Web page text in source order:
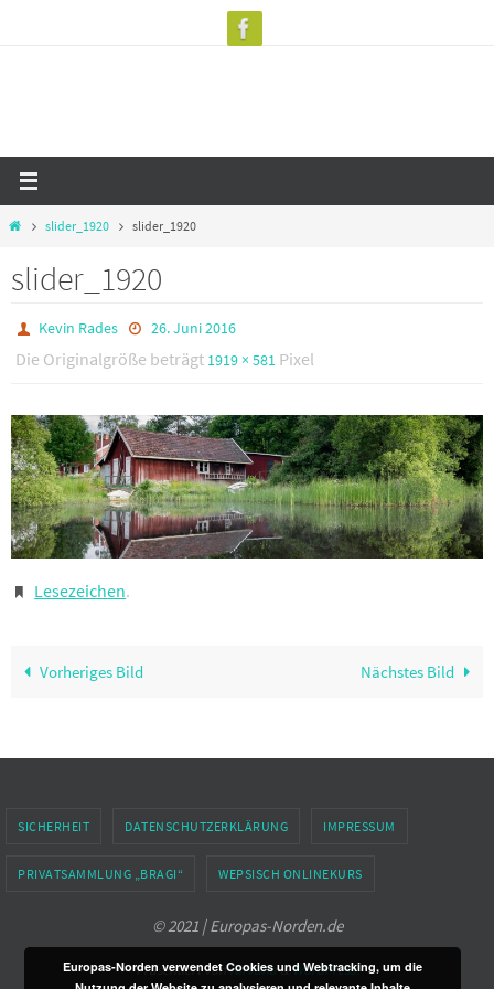
Startslider_1920 slider_1920
slider_1920
Kevin Rades 26. Juni 2016
Die Originalgröße beträgt 1919 × 581 Pixel
Lesezeichen.
Vorheriges Bild Nächstes Bild
SICHERHEIT DATENSCHUTZERKLÄRUNG IMPRESSUM
PRIVATSAMMLUNG „BRAGI“ WEPSISCH ONLINEKURS
© 2021 | Europas-Norden.de
Präsentiert vonNirvana&WordPress.
Europas-Norden verwendet Cookies und Webtracking, um die